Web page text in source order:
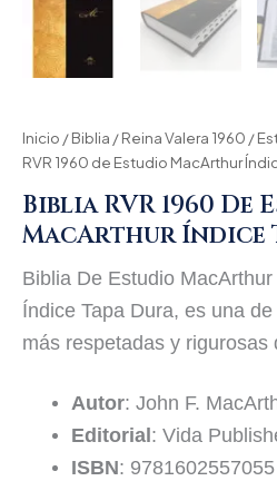
Inicio /Biblia /Reina Valera 1960 /
RVR 1960 de Estudio MacArthur
Biblia RVR 1960 De
MacArthur Índice
Biblia De Estudio
Índice Tapa Dura, es una
más respetadas y rigurosas
Autor: John F.
Editorial : Vida
ISBN: 9781602557055